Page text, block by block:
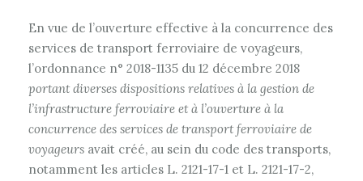
En vue de l’ouverture effective à la concurrence des
services de transport ferroviaire de voyageurs,
l’ordonnance n° 2018-1135 du 12 décembre 2018
portant diverses dispositions relatives à la gestion de
l’infrastructure ferroviaire et à l’ouverture à la
concurrence des services de transport ferroviaire de
voyageurs avait créé, au sein du code des transports,
notamment les articles L. 2121-17-1 et L. 2121-17-2,